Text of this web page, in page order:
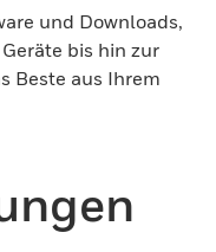
und Downloads,
bis hin zur
Beste aus Ihrem